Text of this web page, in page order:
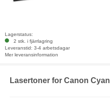
Lagerstatus:
2 stk. i fjärrlagring
Leveranstid: 3-4 arbetsdagar
Mer leveransinformation
Lasertoner for Canon Cyan